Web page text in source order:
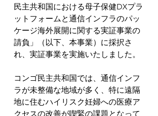
民主共和国における母子保健DXプラ
ットフォームと通信インフラのパッ
ケージ海外展開に関する実証事業の
請負」（以下、本事業）に採択さ
れ、実証事業を実施いたしました。
コンゴ民主共和国では、通信インフ
ラが未整備な地域が多く、特に遠隔
地に住むハイリスク妊婦への医療ア
クセスの改善が喫緊の課題となって